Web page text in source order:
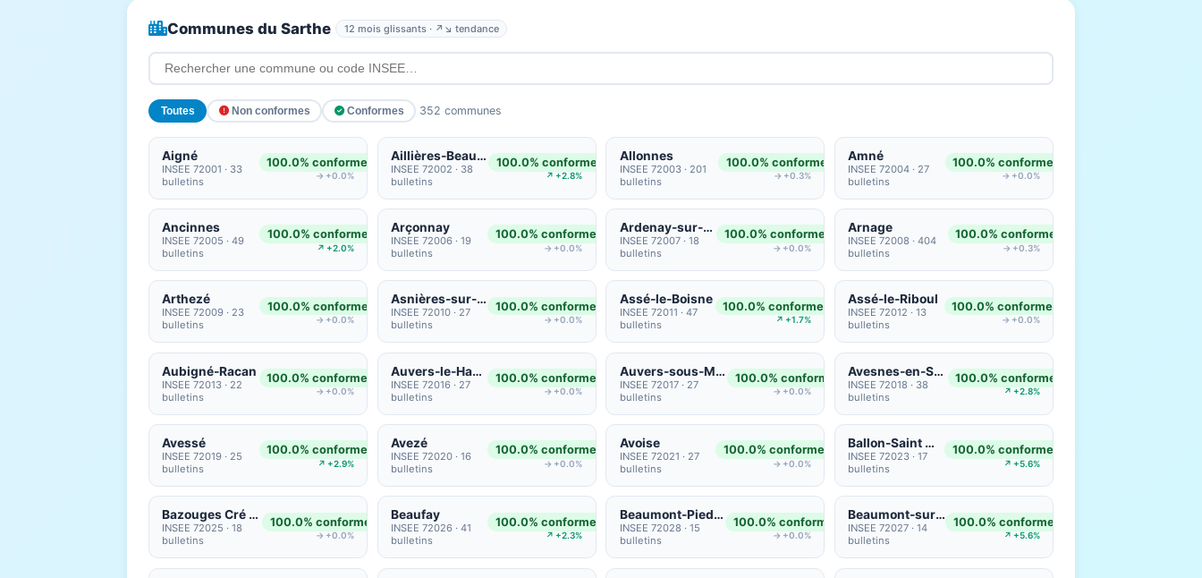
Communes du Sarthe 12 mois glissants · ↗↘ tendance
Toutes Non conformes Conformes 352 communes
Aigné
INSEE 72001 · 33
bulletins
100.0% conformes
→ +0.0%
Aillières-Beauvoir
INSEE 72002 · 38
bulletins
100.0% conformes
↗ +2.8%
Allonnes
INSEE 72003 · 201
bulletins
100.0% conformes
→ +0.3%
Amné
INSEE 72004 · 27
bulletins
100.0% conformes
→ +0.0%
Ancinnes
INSEE 72005 · 49
bulletins
100.0% conformes
↗ +2.0%
Arçonnay
INSEE 72006 · 19
bulletins
100.0% conformes
→ +0.0%
Ardenay-sur-Mérize
INSEE 72007 · 18
bulletins
100.0% conformes
→ +0.0%
Arnage
INSEE 72008 · 404
bulletins
100.0% conformes
→ +0.3%
Arthezé
INSEE 72009 · 23
bulletins
100.0% conformes
→ +0.0%
Asnières-sur-Vègre
INSEE 72010 · 27
bulletins
100.0% conformes
→ +0.0%
Assé-le-Boisne
INSEE 72011 · 47
bulletins
100.0% conformes
↗ +1.7%
Assé-le-Riboul
INSEE 72012 · 13
bulletins
100.0% conformes
→ +0.0%
Aubigné-Racan
INSEE 72013 · 22
bulletins
100.0% conformes
→ +0.0%
Auvers-le-Hamon
INSEE 72016 · 27
bulletins
100.0% conformes
→ +0.0%
Auvers-sous-Montfaucon
INSEE 72017 · 27
bulletins
100.0% conformes
→ +0.0%
Avesnes-en-Saosnois
INSEE 72018 · 38
bulletins
100.0% conformes
↗ +2.8%
Avessé
INSEE 72019 · 25
bulletins
100.0% conformes
↗ +2.9%
Avezé
INSEE 72020 · 16
bulletins
100.0% conformes
→ +0.0%
Avoise
INSEE 72021 · 27
bulletins
100.0% conformes
→ +0.0%
Ballon-Saint Mars
INSEE 72023 · 17
bulletins
100.0% conformes
↗ +5.6%
Bazouges Cré sur Loir
INSEE 72025 · 18
bulletins
100.0% conformes
→ +0.0%
Beaufay
INSEE 72026 · 41
bulletins
100.0% conformes
↗ +2.3%
Beaumont-Pied-de-Bœuf
INSEE 72028 · 15
bulletins
100.0% conformes
→ +0.0%
Beaumont-sur-Dême
INSEE 72027 · 14
bulletins
100.0% conformes
↗ +5.6%